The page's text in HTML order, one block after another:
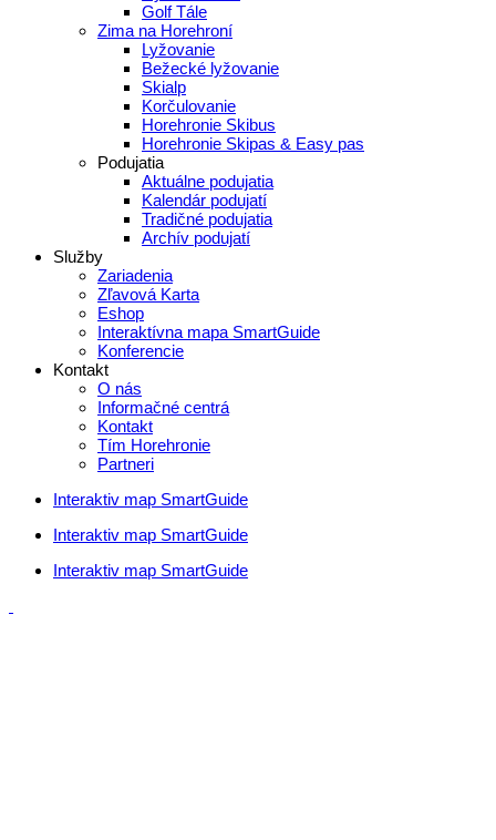
Golf Tále
Zima na Horehroní
Lyžovanie
Bežecké lyžovanie
Skialp
Korčulovanie
Horehronie Skibus
Horehronie Skipas & Easy pas
Podujatia
Aktuálne podujatia
Kalendár podujatí
Tradičné podujatia
Archív podujatí
Služby
Zariadenia
Zľavová Karta
Eshop
Interaktívna mapa SmartGuide
Konferencie
Kontakt
O nás
Informačné centrá
Kontakt
Tím Horehronie
Partneri
Interaktiv map SmartGuide
Interaktiv map SmartGuide
Interaktiv map SmartGuide